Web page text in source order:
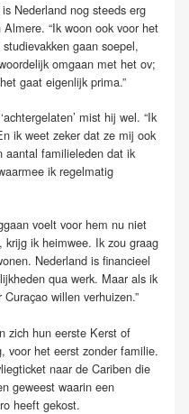
Nederland nog steeds erg
“Ik woon ook voor het
gaan soepel,
omgaan met het ov;
gaat eigenlijk prima.”
mist hij wel. “Ik
ik weet zeker dat ze mij ook
aantal familieleden dat ik
ik regelmatig
voelt voor hem nu niet
krijg ik heimwee. Ik zou graag
Nederland is financieel
qua werk. Maar als ik
willen verhuizen.”
zich hun eerste Kerst of
voor het eerst zonder familie.
naar de Cariben die
geweest waarin een
heeft gekost.